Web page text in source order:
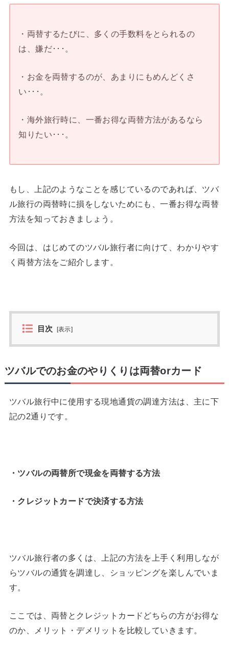
・両替するたびに、多くの手数料をとられるの
は、嫌だ･･･。
・お金を両替するのが、あまりにもめんどくさ
い･･･。
・海外旅行時に、一番お得な両替方法があるなら
知りたい･･･。
もし、上記のようなことを感じているのであれば、ツバ
ル旅行の両替時に損をしないためにも、一番お得な両替
方法を知っておきましょう。
今回は、はじめてのツバル旅行者に向けて、わかりやす
く両替方法をご紹介します。
目次 [表示]
ツバルでのお金のやりくりは両替orカード
ツバル旅行中に使用する現地通貨の調達方法は、主に下
記の2通りです。
・ツバルの両替所で現金を両替する方法
・クレジットカードで決済する方法
ツバル旅行者の多くは、上記の方法を上手く利用しなが
らツバルの通貨を調達し、ショッピングを楽しんでいま
す。
ここでは、両替とクレジットカードどちらの方がお得な
のか、メリット・デメリットを比較していきます。